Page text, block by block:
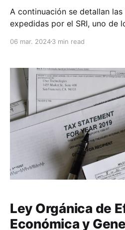
A continuación se detallan
expedidas por el SRI, uno de
porcentajes de aplicación a
porcentaje de retención y
mismo se modifica el listado
06 mar. 20243 min read
Ley Orgánica de
Económica y